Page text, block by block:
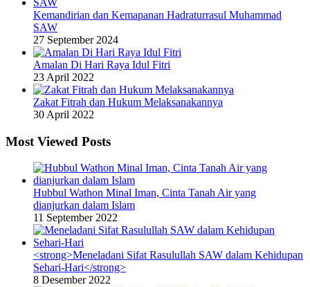
Kemandirian dan Kemapanan Hadraturrasul Muhammad
SAW
27 September 2024
Amalan Di Hari Raya Idul Fitri
23 April 2022
Zakat Fitrah dan Hukum Melaksanakannya
30 April 2022
Most Viewed Posts
Hubbul Wathon Minal Iman, Cinta Tanah Air yang
dianjurkan dalam Islam
11 September 2022
<strong>Meneladani Sifat Rasulullah SAW dalam Kehidupan
Sehari-Hari</strong>
8 Desember 2022